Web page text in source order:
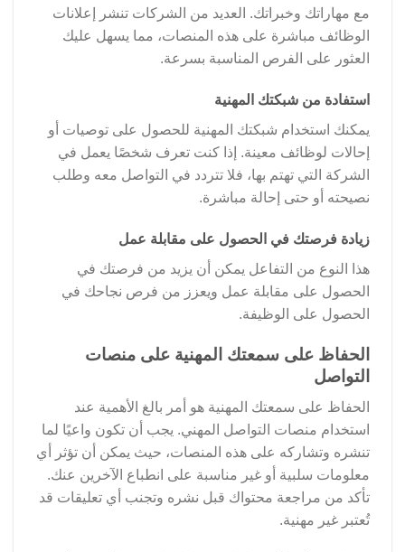
مع مهاراتك وخبراتك. العديد من الشركات تنشر إعلانات
الوظائف مباشرة على هذه المنصات، مما يسهل عليك
العثور على الفرص المناسبة بسرعة.
استفادة من شبكتك المهنية
يمكنك استخدام شبكتك المهنية للحصول على توصيات أو
إحالات لوظائف معينة. إذا كنت تعرف شخصًا يعمل في
الشركة التي تهتم بها، فلا تتردد في التواصل معه وطلب
نصيحته أو حتى إحالة مباشرة.
زيادة فرصتك في الحصول على مقابلة عمل
هذا النوع من التفاعل يمكن أن يزيد من فرصتك في
الحصول على مقابلة عمل ويعزز من فرص نجاحك في
الحصول على الوظيفة.
الحفاظ على سمعتك المهنية على منصات
التواصل
الحفاظ على سمعتك المهنية هو أمر بالغ الأهمية عند
استخدام منصات التواصل المهني. يجب أن تكون واعيًا لما
تنشره وتشاركه على هذه المنصات، حيث يمكن أن تؤثر أي
معلومات سلبية أو غير مناسبة على انطباع الآخرين عنك.
تأكد من مراجعة محتواك قبل نشره وتجنب أي تعليقات قد
تُعتبر غير مهنية.